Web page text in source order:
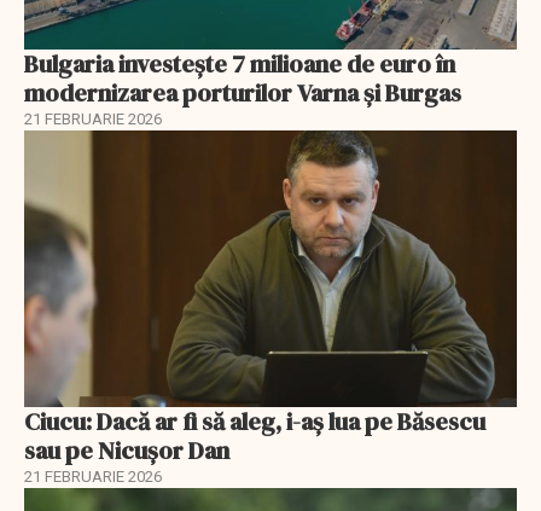
Bulgaria investește 7 milioane de euro în
modernizarea porturilor Varna și Burgas
21 FEBRUARIE 2026
Ciucu: Dacă ar fi să aleg, i-aș lua pe Băsescu
sau pe Nicușor Dan
21 FEBRUARIE 2026